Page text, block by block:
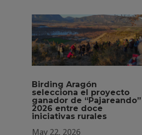
Birding Aragón
selecciona el proyecto
ganador de “Pajareando”
2026 entre doce
iniciativas rurales
May 22, 2026